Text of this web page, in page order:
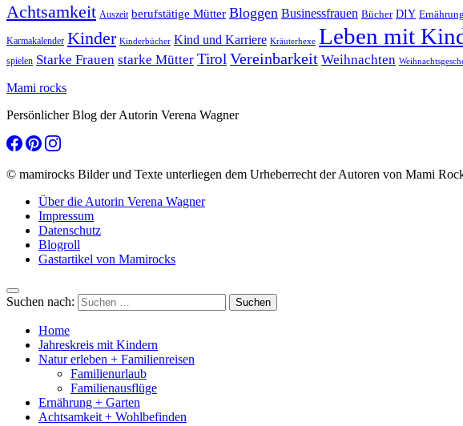
Achtsamkeit Auszeit berufstätige Mütter Bloggen Businessfrauen Bücher DIY Ernährung
Karmakalender Kinder Kinderbücher Kind und Karriere Kräuterhexe Leben mit
spielen Starke Frauen starke Mütter Tirol Vereinbarkeit Weihnachten
Mami rocks
Persönlicher Blog der Autorin Verena Wagner
© mamirocks Bilder und Texte unterliegen dem Urheberrecht der Autoren von Mami
Über die Autorin Verena Wagner
Impressum
Datenschutz
Blogroll
Gastartikel von Mamirocks
Suchen nach:
Home
Jahreskreis mit Kindern
Natur erleben + Familienreisen
Familienurlaub
Familienausflüge
Ernährung + Garten
Achtsamkeit + Wohlbefinden